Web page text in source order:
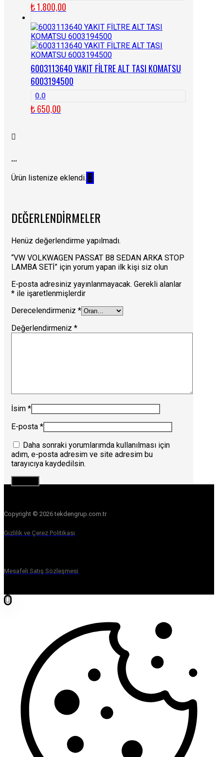
₺1.800,00
6003113640 YAKIT FİLTRE ALT TASI KOMATSU
6003194500
0.0
₺650,00
...
Ürün listenize eklendi.
DEĞERLENDIRMELER
Henüz değerlendirme yapılmadı.
“VW VOLKWAGEN PASSAT B8 SEDAN ARKA STOP
LAMBA SETİ” için yorum yapan ilk kişi siz olun
E-posta adresiniz yayınlanmayacak. Gerekli alanlar
* ile işaretlenmişlerdir
Derecelendirmeniz *
Değerlendirmeniz *
İsim *
E-posta *
Daha sonraki yorumlarımda kullanılması için
adım, e-posta adresim ve site adresim bu
tarayıcıya kaydedilsin.
Copyright © 2026 tekdengrup.com.tr
Gizlilik ve Çerez Politikası
Mesafeli Satış Sözleşmesi